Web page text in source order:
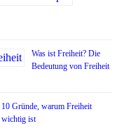
Was ist Freiheit? Die
Bedeutung von Freiheit
10 Gründe, warum Freiheit
wichtig ist